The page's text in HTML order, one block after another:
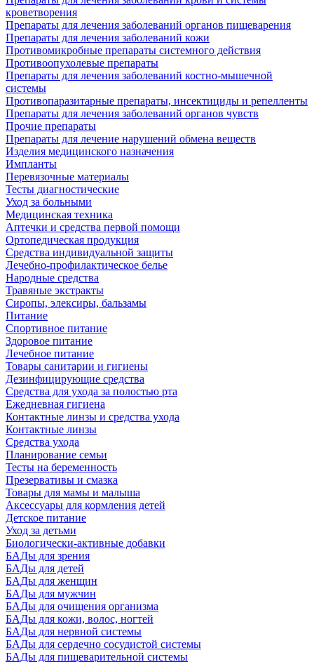
кроветворения
Препараты для лечения заболеваний органов пищеварения
Препараты для лечения заболеваний кожи
Противомикробные препараты системного действия
Противоопухолевые препараты
Препараты для лечения заболеваний костно-мышечной
системы
Противопаразитарные препараты, инсектициды и репелленты
Препараты для лечения заболеваний органов чувств
Прочие препараты
Препараты для лечение нарушений обмена веществ
Изделия медицинского назначения
Импланты
Перевязочные материалы
Тесты диагностические
Уход за больными
Медицинская техника
Аптечки и средства первой помощи
Ортопедическая продукция
Средства индивидуальной защиты
Лечебно-профилактическое белье
Народные средства
Травяные экстракты
Сиропы, элексиры, бальзамы
Питание
Спортивное питание
Здоровое питание
Лечебное питание
Товары санитарии и гигиены
Дезинфицирующие средства
Средства для ухода за полостью рта
Ежедневная гигиена
Контактные линзы и средства ухода
Контактные линзы
Средства ухода
Планирование семьи
Тесты на беременность
Презервативы и смазка
Товары для мамы и малыша
Аксессуары для кормления детей
Детское питание
Уход за детьми
Биологически-активные добавки
БАДы для зрения
БАДы для детей
БАДы для женщин
БАДы для мужчин
БАДы для очищения организма
БАДы для кожи, волос, ногтей
БАДы для нервной системы
БАДы для сердечно сосудистой системы
БАДы для пищеварительной системы